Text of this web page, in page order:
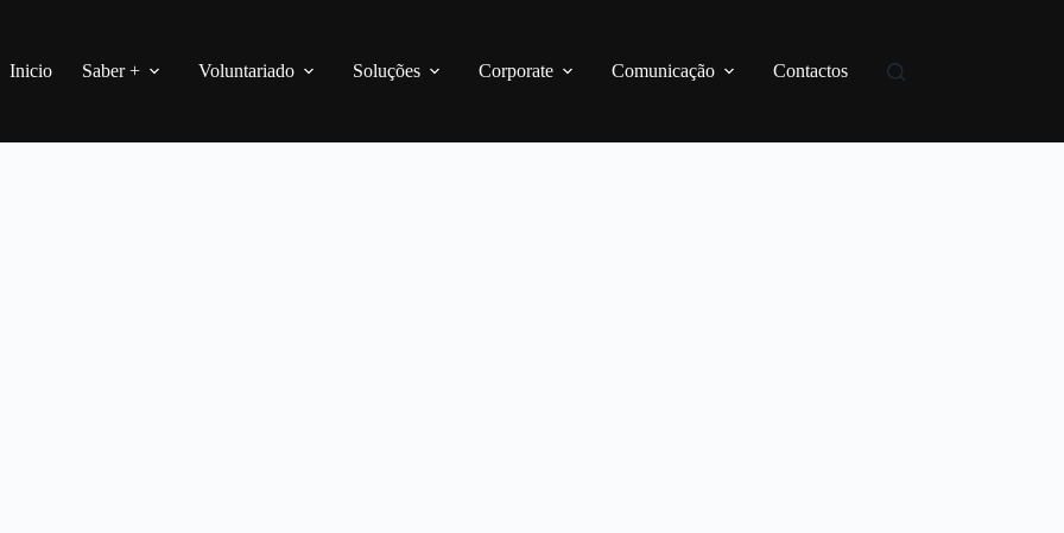
Inicio Saber + Voluntariado Soluções Corporate Comunicação Contactos